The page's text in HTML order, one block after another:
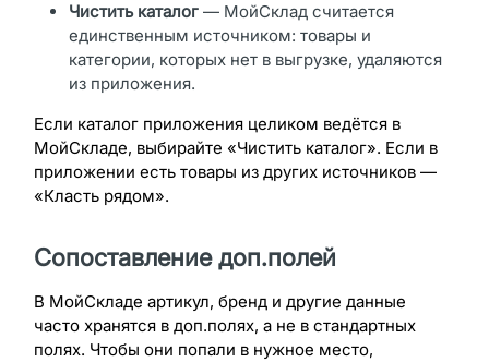
Чистить каталог — МойСклад считается
единственным источником: товары и
категории, которых нет в выгрузке, удаляются
из приложения.
Если каталог приложения целиком ведётся в
МойСкладе, выбирайте «Чистить каталог». Если в
приложении есть товары из других источников —
«Класть рядом».
Сопоставление доп.полей
В МойСкладе артикул, бренд и другие данные
часто хранятся в доп.полях, а не в стандартных
полях. Чтобы они попали в нужное место,